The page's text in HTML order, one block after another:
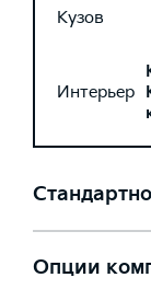
Кузов
Интерьер
Опции